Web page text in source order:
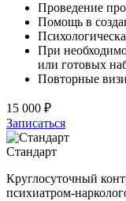
Проведение
Помощь в
При
или готовых
Повторные
15 000 ₽
Записаться
Стандарт
Круглосуточный
психиатром-